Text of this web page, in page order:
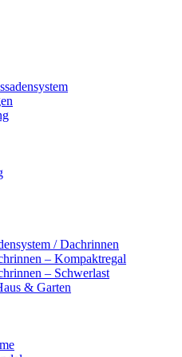
/ Dach­rin­nen
– Kom­pakt­re­gal
– Schwer­last
& Gar­ten